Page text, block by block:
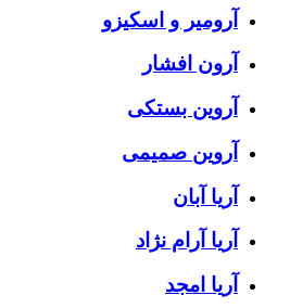
آرومیر و اسکیزو
آرون افشار
آروین بستکی
آروین صمیمی
آریا آبان
آریا آرام نژاد
آریا امجد